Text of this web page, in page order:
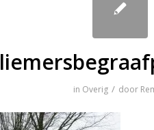
in Overig / door